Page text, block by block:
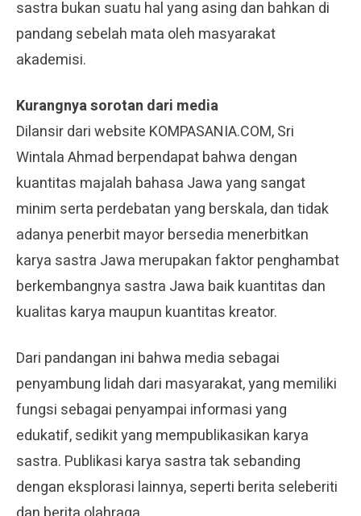
sastra bukan suatu hal yang asing dan bahkan di
pandang sebelah mata oleh masyarakat
akademisi.
Kurangnya sorotan dari media
Dilansir dari website KOMPASANIA.COM, Sri
Wintala Ahmad berpendapat bahwa dengan
kuantitas majalah bahasa Jawa yang sangat
minim serta perdebatan yang berskala, dan tidak
adanya penerbit mayor bersedia menerbitkan
karya sastra Jawa merupakan faktor penghambat
berkembangnya sastra Jawa baik kuantitas dan
kualitas karya maupun kuantitas kreator.
Dari pandangan ini bahwa media sebagai
penyambung lidah dari masyarakat, yang memiliki
fungsi sebagai penyampai informasi yang
edukatif, sedikit yang mempublikasikan karya
sastra. Publikasi karya sastra tak sebanding
dengan eksplorasi lainnya, seperti berita seleberiti